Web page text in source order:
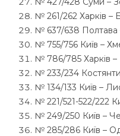
№ 261/262 Харків –
№ 637/638 Полтава
№ 755/756 Київ –
№ 786/785 Харків –
№ 233/234
№ 134/133 Київ –
№ 221/521-522/222
№ 249/250 Київ –
№ 285/286 Київ –